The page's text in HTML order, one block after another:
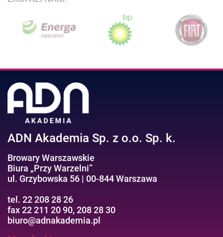
ADN Akademia Sp. z o.o. Sp. k.
Browary Warszawskie
Biura „Przy Warzelni”
ul. Grzybowska 56 | 00-844 Warszawa
tel. 22 208 28 26
fax 22 211 20 90, 208 28 30
biuro@adnakademia.pl